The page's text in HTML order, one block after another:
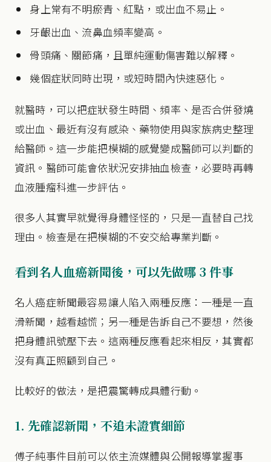
身上常有不明瘀青、紅點，或出血不易止。
牙齦出血、流鼻血頻率變高。
骨頭痛、關節痛，且單純運動傷害難以解釋。
幾個症狀同時出現，或短時間內快速惡化。
就醫時，可以把症狀發生時間、頻率、是否合併發燒
或出血、最近有沒有感染、藥物使用與家族病史整理
給醫師。這一步能把模糊的感覺變成醫師可以判斷的
資訊。醫師可能會依狀況安排抽血檢查，必要時再轉
血液腫瘤科進一步評估。
很多人其實早就覺得身體怪怪的，只是一直替自己找
理由。檢查是在把模糊的不安交給專業判斷。
看到名人血癌新聞後，可以先做哪 3 件事
名人癌症新聞最容易讓人陷入兩種反應：一種是一直
滑新聞，越看越慌；另一種是告訴自己不要想，然後
把身體訊號壓下去。這兩種反應看起來相反，其實都
沒有真正照顧到自己。
比較好的做法，是把震驚轉成具體行動。
1. 先確認新聞，不追未證實細節
傅子純事件目前可以依主流媒體與公開報導掌握事